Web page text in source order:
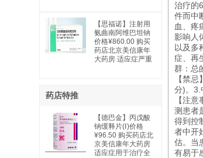
B12引起的巨幼红
细胞性贫血
【思福诺】注射用
氨曲南阿维巴坦钠
价格¥860.00 购买
药店北京美信康年
大药房 适应症严重
药店特推
【德巴金】丙戊酸
钠缓释片(Ⅰ)价格
¥96.50 购买药店北
京美信康年大药房
适应症用于治疗全
治疗的
件而中
血、疼
影响人
以及多
症、再
群：总
【禁
分)。3.
【注
测患者
得到控
者中开
估。当
有易于